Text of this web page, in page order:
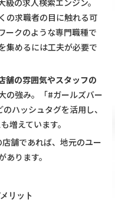
級の求人検索エンジン。
の求職者の目に触れる可
ークのような専門職種で
集めるには工夫が必要で
舗の雰囲気やスタッフの
の強み。「#ガールズバー
ハッシュタグを活用し、
増えています。
舗であれば、地元のユー
ります。
リット